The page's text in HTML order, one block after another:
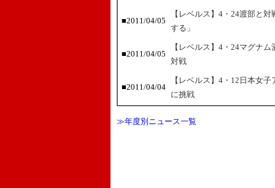
■2011/04/05
【レベルス】4・24渡部と
する」
■2011/04/05
【レベルス】4・24マグナ
対戦
■2011/04/04
【レベルス】4・12日本女
に挑戦
≫年度別ニュース一覧